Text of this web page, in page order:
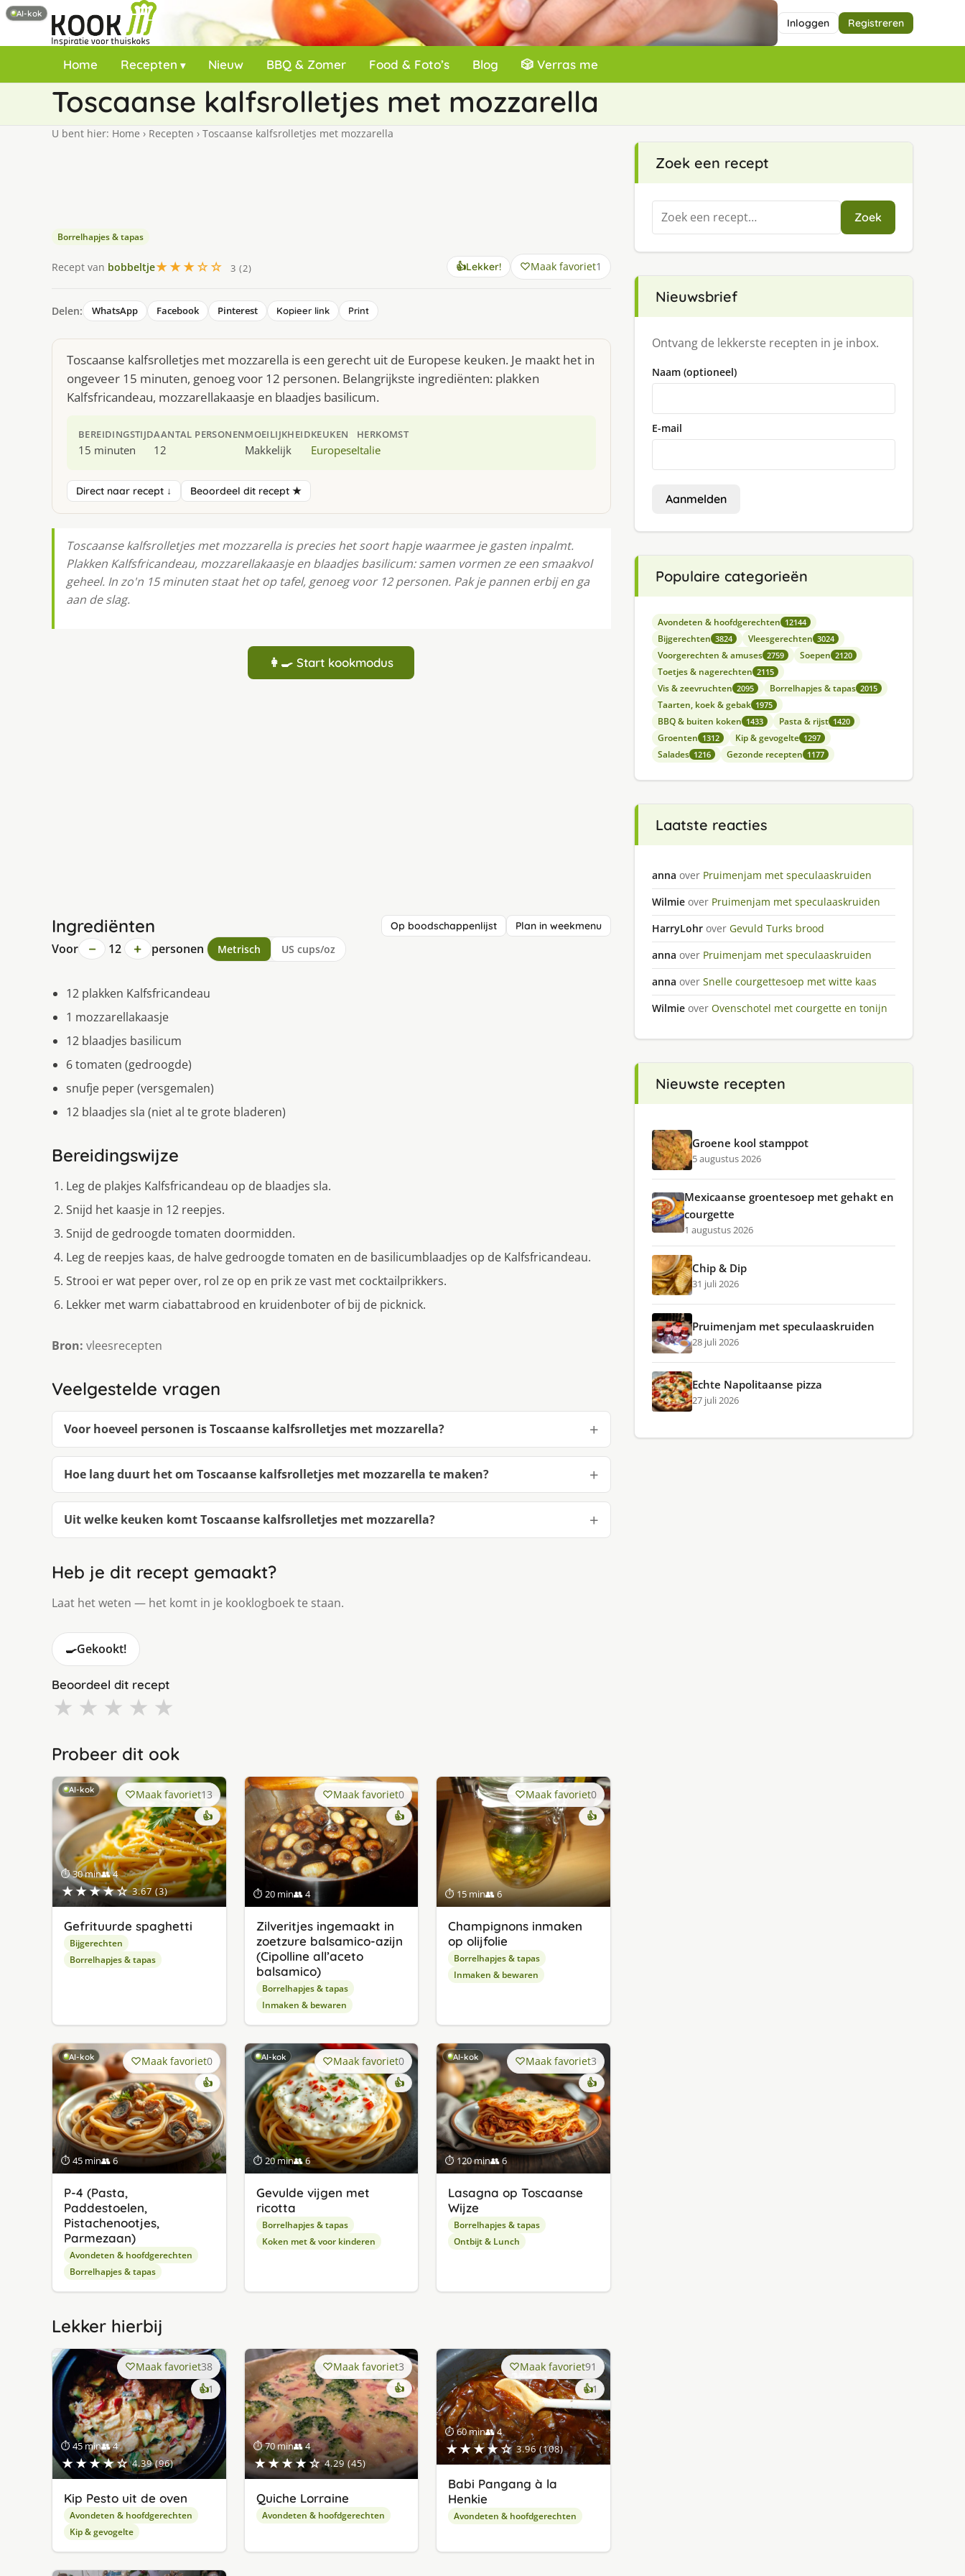
Inloggen Registreren
Home Recepten Nieuw BBQ & Zomer Food & Foto’s Blog 🎲 Verras me
Toscaanse kalfsrolletjes met mozzarella
U bent hier: Home › Recepten › Toscaanse kalfsrolletjes met mozzarella
Borrelhapjes & tapas
Recept van bobbeltje★★★☆☆ 3 (2) 👍Lekker! Maak favoriet1
Delen: WhatsApp Facebook Pinterest Kopieer link Print
Toscaanse kalfsrolletjes met mozzarella is een gerecht uit de Europese keuken. Je maakt het in
ongeveer 15 minuten, genoeg voor 12 personen. Belangrijkste ingrediënten: plakken
Kalfsfricandeau, mozzarellakaasje en blaadjes basilicum.
BEREIDINGSTIJD
15 minuten
AANTAL PERSONEN
12
MOEILIJKHEID
Makkelijk
KEUKEN
Europese
HERKOMST
Italie
Direct naar recept ↓ Beoordeel dit recept ★
Toscaanse kalfsrolletjes met mozzarella is precies het soort hapje waarmee je gasten inpalmt.
Plakken Kalfsfricandeau, mozzarellakaasje en blaadjes basilicum: samen vormen ze een smaakvol
geheel. In zo'n 15 minuten staat het op tafel, genoeg voor 12 personen. Pak je pannen erbij en ga
aan de slag.
👩‍🍳 Start kookmodus
Ingrediënten Op boodschappenlijst Plan in weekmenu
Voor − 12 + personen Metrisch US cups/oz
12 plakken Kalfsfricandeau
1 mozzarellakaasje
12 blaadjes basilicum
6 tomaten (gedroogde)
snufje peper (versgemalen)
12 blaadjes sla (niet al te grote bladeren)
Bereidingswijze
Leg de plakjes Kalfsfricandeau op de blaadjes sla.
Snijd het kaasje in 12 reepjes.
Snijd de gedroogde tomaten doormidden.
Leg de reepjes kaas, de halve gedroogde tomaten en de basilicumblaadjes op de Kalfsfricandeau.
Strooi er wat peper over, rol ze op en prik ze vast met cocktailprikkers.
Lekker met warm ciabattabrood en kruidenboter of bij de picknick.
Bron: vleesrecepten
Veelgestelde vragen
Voor hoeveel personen is Toscaanse kalfsrolletjes met mozzarella?
Hoe lang duurt het om Toscaanse kalfsrolletjes met mozzarella te maken?
Uit welke keuken komt Toscaanse kalfsrolletjes met mozzarella?
Heb je dit recept gemaakt?
Laat het weten — het komt in je kooklogboek te staan.
🍳Gekookt!
Beoordeel dit recept
★ ★ ★ ★ ★
Probeer dit ook
AI-kok
⏱ 30 min👥 4
★★★★☆ 3.67 (3)
Maak favoriet13
👍
Gefrituurde spaghetti
Bijgerechten
Borrelhapjes & tapas
⏱ 20 min👥 4
Maak favoriet0
👍
Zilveritjes ingemaakt in
zoetzure balsamico-azijn
(Cipolline all’aceto
balsamico)
Borrelhapjes & tapas
Inmaken & bewaren
⏱ 15 min👥 6
Maak favoriet0
👍
Champignons inmaken
op olijfolie
Borrelhapjes & tapas
Inmaken & bewaren
AI-kok
⏱ 45 min👥 6
Maak favoriet0
👍
P-4 (Pasta,
Paddestoelen,
Pistachenootjes,
Parmezaan)
Avondeten & hoofdgerechten
Borrelhapjes & tapas
AI-kok
⏱ 20 min👥 6
Maak favoriet0
👍
Gevulde vijgen met
ricotta
Borrelhapjes & tapas
Koken met & voor kinderen
AI-kok
⏱ 120 min👥 6
Maak favoriet3
👍
Lasagna op Toscaanse
Wijze
Borrelhapjes & tapas
Ontbijt & Lunch
Lekker hierbij
⏱ 45 min👥 4
★★★★☆ 4.39 (96)
Maak favoriet38
👍1keer
lekker
gevonden
Kip Pesto uit de oven
Avondeten & hoofdgerechten
Kip & gevogelte
⏱ 70 min👥 4
★★★★☆ 4.29 (45)
Maak favoriet3
👍
Quiche Lorraine
Avondeten & hoofdgerechten
⏱ 60 min👥 4
★★★★☆ 3.96 (108)
Maak favoriet91
👍1keer
lekker
gevonden
Babi Pangang à la
Henkie
Avondeten & hoofdgerechten
Zoek een recept
Zoeken
naar:
Zoek
Nieuwsbrief
Ontvang de lekkerste recepten in je inbox.
Naam (optioneel)
E-mail
Aanmelden
Populaire categorieën
Avondeten & hoofdgerechten 12144
Bijgerechten 3824 Vleesgerechten 3024
Voorgerechten & amuses 2759 Soepen 2120
Toetjes & nagerechten 2115
Vis & zeevruchten 2095 Borrelhapjes & tapas 2015
Taarten, koek & gebak 1975
BBQ & buiten koken 1433 Pasta & rijst 1420
Groenten 1312 Kip & gevogelte 1297
Salades 1216 Gezonde recepten 1177
Laatste reacties
anna over Pruimenjam met speculaaskruiden
Wilmie over Pruimenjam met speculaaskruiden
HarryLohr over Gevuld Turks brood
anna over Pruimenjam met speculaaskruiden
anna over Snelle courgettesoep met witte kaas
Wilmie over Ovenschotel met courgette en tonijn
Nieuwste recepten
Groene kool stamppot
5 augustus 2026
Mexicaanse groentesoep met gehakt en
courgette
1 augustus 2026
Chip & Dip
31 juli 2026
Pruimenjam met speculaaskruiden
28 juli 2026
AI-kok
Echte Napolitaanse pizza
27 juli 2026